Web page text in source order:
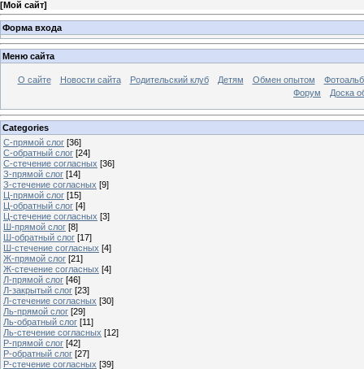
[Мой сайт]
Форма входа
Меню сайта
О сайте Новости сайта Родительский клуб Детям Обмен опытом
Форум
Доска
Categories
С-прямой слог [36]
С-обратный слог [24]
С-стечение согласных [36]
З-прямой слог [14]
З-стечение согласных [9]
Ц-прямой слог [15]
Ц-обратный слог [4]
Ц-стечение согласных [3]
Ш-прямой слог [8]
Ш-обратный слог [17]
Ш-стечение согласных [4]
Ж-прямой слог [21]
Ж-стечение согласных [4]
Л-прямой слог [46]
Л-закрытый слог [23]
Л-стечение согласных [30]
Ль-прямой слог [29]
Ль-обратный слог [11]
Ль-стечение согласных [12]
Р-прямой слог [42]
Р-обратный слог [27]
Р-стечение согласных [39]